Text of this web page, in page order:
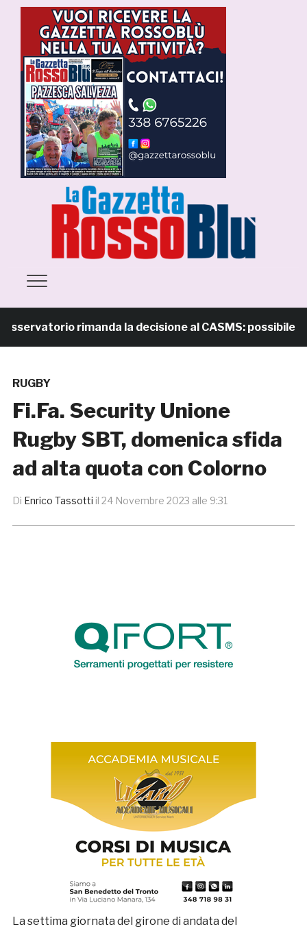
rimanda la decisione al CASMS: possibile
RUGBY
Fi.Fa. Security Unione
Rugby SBT, domenica sfida
ad alta quota con Colorno
Di Enrico Tassotti il 24 Novembre 2023 alle 9:31
La settima giornata del girone di andata del